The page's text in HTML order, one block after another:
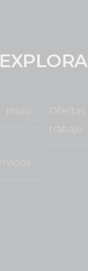
EXPLORA